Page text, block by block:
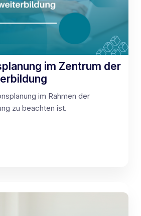
im Zentrum der
im Rahmen der
zu beachten ist.